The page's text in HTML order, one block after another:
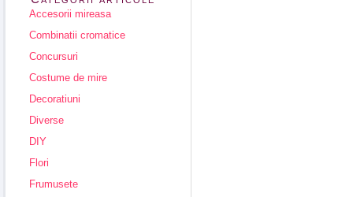
Accesorii mireasa
Combinatii cromatice
Concursuri
Costume de mire
Decoratiuni
Diverse
DIY
Flori
Frumusete